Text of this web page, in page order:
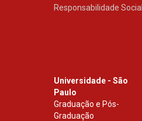
Responsabilidade Social
Universidade - São
Paulo
Graduação e Pós-
Graduação